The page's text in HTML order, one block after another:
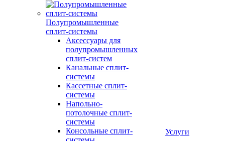
Полупромышленные
сплит-системы
Аксессуары для
полупромышленных
сплит-систем
Канальные сплит-
системы
Кассетные сплит-
системы
Напольно-
потолочные сплит-
системы
Консольные сплит-
Услуги